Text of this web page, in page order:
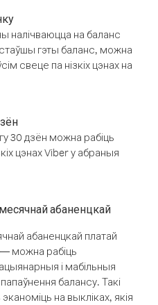
налічваюцца на баланс
гэты баланс, можна
свеце па нізкіх цэнах на
30 дзён можна рабіць
цэнах Viber у абраныя
абаненцкай
абаненцкай платай
можна рабіць
і мабільныя
балансу. Такі
на выкліках, якія